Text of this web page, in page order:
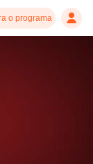
o programa
suave